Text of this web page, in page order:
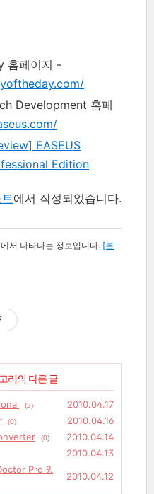
홈페이지 -
Development 홈페
EASEUS
Edition
에서 작성되었습니다.
서 나타나는 정보입니다. [본
리의 다른 글
(2)
2010.04.17
(0)
2010.04.16
(0)
2010.04.14
2010.04.13
Pro 9.
2010.04.12